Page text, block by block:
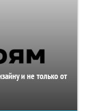
и не только от